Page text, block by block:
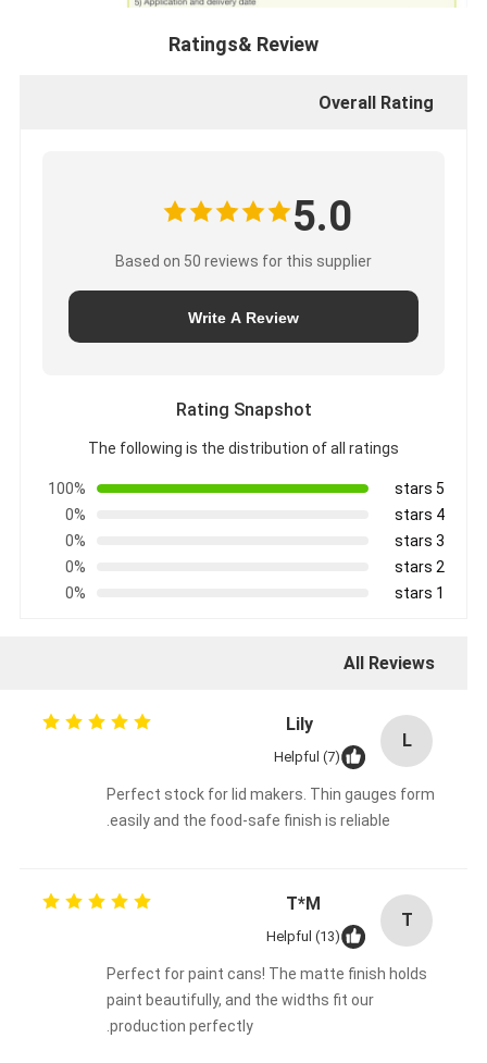
Ratings& Review
Overall Rating
5.0
Based on 50 reviews for this supplier
Write A Review
Rating Snapshot
The following is the distribution of all ratings
5 stars
100%
4 stars
0%
3 stars
0%
2 stars
0%
1 stars
0%
All Reviews
L
Lily
Helpful (7)
Perfect stock for lid makers. Thin gauges form
easily and the food-safe finish is reliable.
T
T*M
Helpful (13)
Perfect for paint cans! The matte finish holds
paint beautifully, and the widths fit our
production perfectly.